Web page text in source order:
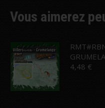
Vous aimerez
4,48 €